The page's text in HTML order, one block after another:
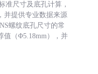
准尺寸及底孔计算，
并提供专业数据来源
螺纹底孔尺寸的常
值（Φ5.18mm），并